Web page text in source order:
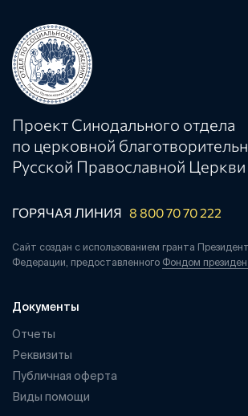
Проект Синодального отдела
по церковной
Русской Православной Церкви
ГОРЯЧАЯ ЛИНИЯ 8 800 70 70 222
Сайт создан с использованием гранта
Федерации, предоставленного Фондом
Документы
Отчеты
Реквизиты
Публичная оферта
Виды помощи